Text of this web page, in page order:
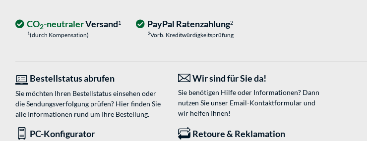
CO2-neutralerVersand1
1(durch Kompensation)
PayPal Ratenzahlung2
2Vorb. Kreditwürdigkeitsprüfung
Bestellstatus abrufen
Sie möchten Ihren Bestellstatus einsehen oder
die Sendungsverfolgung prüfen? Hier finden Sie
alle Informationen rund um Ihre Bestellung.
Wir sind für Sie da!
Sie benötigen Hilfe oder Informationen? Dann
nutzen Sie unser Email-Kontaktformularund
wir helfen Ihnen!
PC-Konfigurator Retoure & Reklamation